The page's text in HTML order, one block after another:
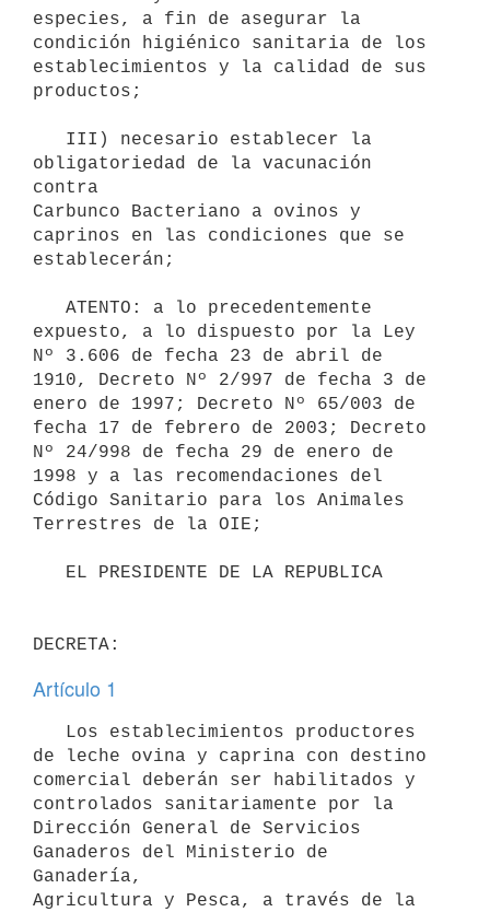
especies, a fin de asegurar la
condición higiénico sanitaria de los
establecimientos y la calidad de sus
productos;
obligatoriedad de la vacunación
contra
Carbunco Bacteriano a ovinos y
caprinos en las condiciones que se
establecerán;
expuesto, a lo dispuesto por la Ley
Nº 3.606 de fecha 23 de abril de
1910, Decreto Nº 2/997 de fecha 3 de
enero de 1997; Decreto Nº 65/003 de
fecha 17 de febrero de 2003; Decreto
Nº 24/998 de fecha 29 de enero de
1998 y a las recomendaciones del
Código Sanitario para los Animales
Terrestres de la OIE;
DECRETA:
Artículo 1
de leche ovina y caprina con destino
comercial deberán ser habilitados y
controlados sanitariamente por la
Dirección General de Servicios
Ganaderos del Ministerio de
Ganadería,
Agricultura y Pesca, a través de la